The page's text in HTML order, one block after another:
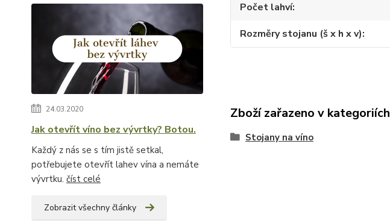
24.03.2020
Jak otevřít víno bez vývrtky? Botou.
Každý z nás se s tím jistě setkal,
potřebujete otevřít lahev vína a nemáte
vývrtku. číst celé
Zobrazit všechny články
Počet lahví
Rozměry stojanu (š x h x v)
Zboží zařazeno v kategoriích
Stojany na víno